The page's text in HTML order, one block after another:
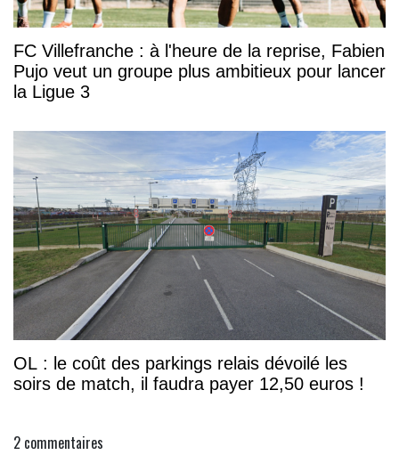
FC Villefranche : à l'heure de la reprise, Fabien
Pujo veut un groupe plus ambitieux pour lancer
la Ligue 3
OL : le coût des parkings relais dévoilé les
soirs de match, il faudra payer 12,50 euros !
2 commentaires